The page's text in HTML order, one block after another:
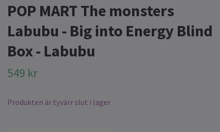
POP MART The monsters
Labubu - Big into Energy Blind
Box - Labubu
549 kr
Produkten är tyvärr slut i lager